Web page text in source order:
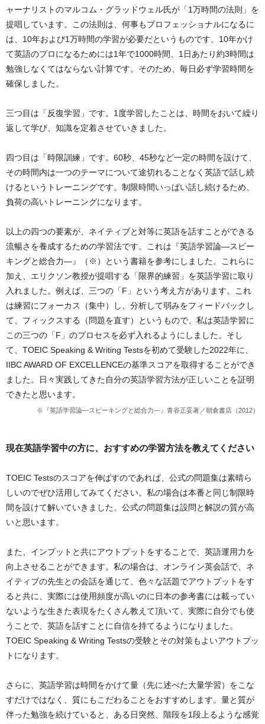
ャーナリストのマルコム・グラッドウェル氏が「1万時間の法則」を
提唱しています。この法則は、何事もプロフェッショナルになるに
は、10年および1万時間の学習が必要だというものです。10年かけ
て英語のプロになるためには1年で1000時間、1日あたり約3時間は
勉強しなくてはならない計算です。そのため、毎日必ず学習時間を
確保しました。
三つ目は「反復学習」です。1度学習したことは、時間をおいて繰り
返して学び、知識を定着させていきました。
四つ目は「時限訓練」です。60秒、45秒など一定の時間を設けて、
その時間内は一つのテーマについて途切れることなく英語で話し続
けるというトレーニングです。制限時間いっぱい話し続けるため、
負荷の高いトレーニングになります。
以上の四つの要素が、ネイティブと対等に英語を話すことができる
流暢さを養成するための学習法です。これは『英語学習論―スピー
キングと総合力―』（※）という書籍を参考にしました。これらに
加え、エリクソン教授が提唱する「限界的練習」を英語学習に取り
入れました。例えば、三つの「F」という考え方があります。これ
は練習にフォーカス（集中）し、分析して弱みをフィードバックし
て、フィックスする（問題を直す）というもので、私は英語学習に
この三つの「F」のプロセスを必ず入れるようにしました。そし
て、TOEIC Speaking & Writing Testsを初めて受験した2022年に、
IIBC AWARD OF EXCELLENCEの基準スコアを取得することができ
ました。日々実践してきた自分の英語学習方法が正しいことを証明
できたと思います。
『英語学習論―スピーキングと総合力―』青谷正妥著／朝倉書店（2012）
現在英語学習中の方に、おすすめの学習方法を教えてください
TOEIC Testsのスコアを伸ばすのであれば、公式の問題集は素晴ら
しいのでぜひ活用してみてください。私の場合は本番と同じ制限時
間を設けて解いていきました。公式の問題集は設問と解説の質が高
いと思います。
また、インプットと共にアウトプットをすることで、英語運用力を
向上させることができます。私の場合は、オンライン英会話で、ネ
イティブの先生との会話を通じて、色々な話題でアウトプットをす
ると共に、実際には使用頻度が高いのに日本の参考書には載ってい
ないような生きた表現をたくさん教えて頂いて、実際に自分でも使
うことで、英語を話すことに自信を持てるようになりました。
TOEIC Speaking & Writing Testsの受験とその対策もよいアウトプッ
トになります。
さらに、英語学習は時間をかけて量（先に述べた大量学習）をこな
すだけではなく、質にもこだわることをおすすめします。量と質が
伴った勉強を続けていると、ある日突然、階段を1段上るような感覚